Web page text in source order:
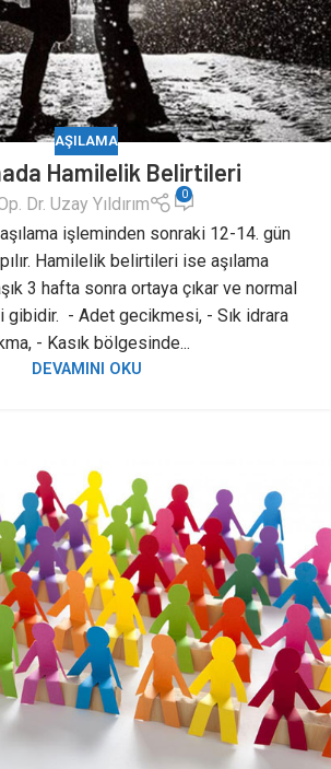
AŞILAMA
Hamilelik Belirtileri
Dr. Uzay Yıldırım 0
işleminden sonraki 12-14. gün
Hamilelik belirtileri ise aşılama
3 hafta sonra ortaya çıkar ve normal
gibidir. - Adet gecikmesi, - Sık idrara
- Kasık bölgesinde...
DEVAMINI OKU